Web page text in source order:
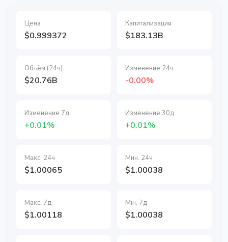
Цена
$0.999372
Капитализация
$183.13B
Объём (24ч)
$20.76B
Изменение 24ч
-0.00%
Изменение 7д
+0.01%
Изменение 30д
+0.01%
Макс. 24ч
$1.00065
Мин. 24ч
$1.00038
Макс. 7д
$1.00118
Мін. 7д
$1.00038